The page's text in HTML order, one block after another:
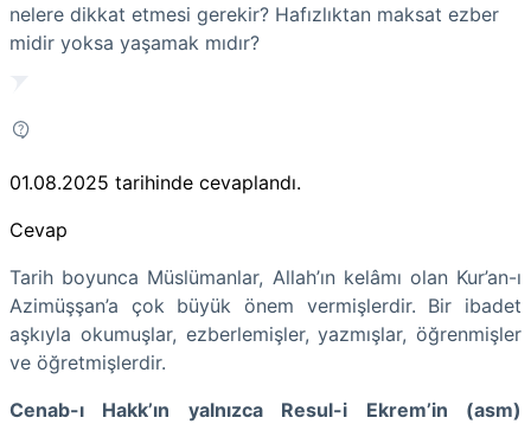
nelere dikkat etmesi gerekir? Hafızlıktan maksat ezber
midir yoksa yaşamak mıdır?
01.08.2025 tarihinde cevaplandı.
Cevap
Tarih boyunca Müslümanlar, Allah’ın kelâmı olan Kur’an-ı
Azimüşşan’a çok büyük önem vermişlerdir. Bir ibadet
aşkıyla okumuşlar, ezberlemişler, yazmışlar, öğrenmişler
ve öğretmişlerdir.
Cenab-ı Hakk’ın yalnızca Resul-i Ekrem’in (asm)